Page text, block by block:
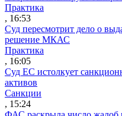
Практика
, 16:53
Суд пересмотрит дело о
решение МКАС
Практика
, 16:05
Суд ЕС истолкует
активов
Санкции
, 15:24